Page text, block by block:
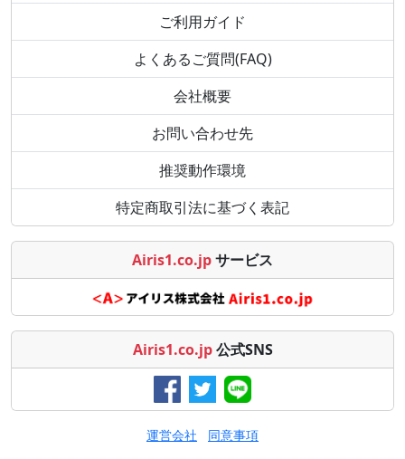
ご利用ガイド
よくあるご質問(FAQ)
会社概要
お問い合わせ先
推奨動作環境
特定商取引法に基づく表記
Airis1.co.jpサービス
Airis1.co.jp 公式SNS
運営会社 同意事項